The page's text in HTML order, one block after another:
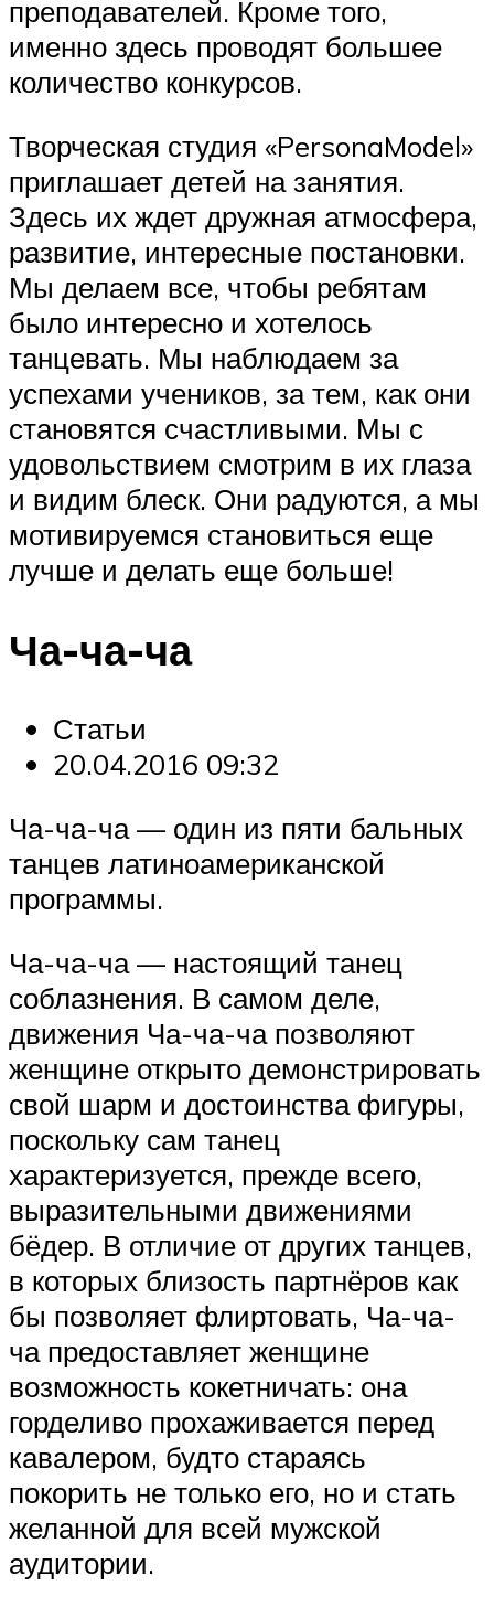
преподавателей. Кроме того,
именно здесь проводят большее
количество конкурсов.
Творческая студия «PersonaModel»
приглашает детей на занятия.
Здесь их ждет дружная атмосфера,
развитие, интересные постановки.
Мы делаем все, чтобы ребятам
было интересно и хотелось
танцевать. Мы наблюдаем за
успехами учеников, за тем, как они
становятся счастливыми. Мы с
удовольствием смотрим в их глаза
и видим блеск. Они радуются, а мы
мотивируемся становиться еще
лучше и делать еще больше!
Ча-ча-ча
Статьи
20.04.2016 09:32
Ча-ча-ча — один из пяти бальных
танцев латиноамериканской
программы.
Ча-ча-ча — настоящий танец
соблазнения. В самом деле,
движения Ча-ча-ча позволяют
женщине открыто демонстрировать
свой шарм и достоинства фигуры,
поскольку сам танец
характеризуется, прежде всего,
выразительными движениями
бёдер. В отличие от других танцев,
в которых близость партнёров как
бы позволяет флиртовать, Ча-ча-
ча предоставляет женщине
возможность кокетничать: она
горделиво прохаживается перед
кавалером, будто стараясь
покорить не только его, но и стать
желанной для всей мужской
аудитории.